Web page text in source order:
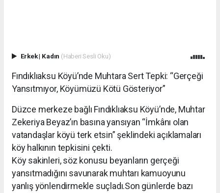
Erkek| Kadın (Haberi Sesli Oku)
Fındıklıaksu Köyü’nde Muhtara Sert Tepki: “Gerçeği
Yansıtmıyor, Köyümüzü Kötü Gösteriyor”
Düzce merkeze bağlı Fındıklıaksu Köyü’nde, Muhtar
Zekeriya Beyaz’ın basına yansıyan “İmkânı olan
vatandaşlar köyü terk etsin” şeklindeki açıklamaları
köy halkının tepkisini çekti.
Köy sakinleri, söz konusu beyanların gerçeği
yansıtmadığını savunarak muhtarı kamuoyunu
yanlış yönlendirmekle suçladı.Son günlerde bazı